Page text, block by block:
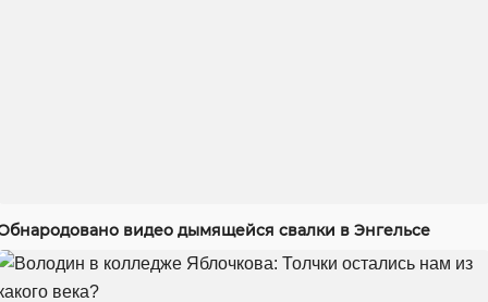
видео дымящейся свалки в Энгельсе